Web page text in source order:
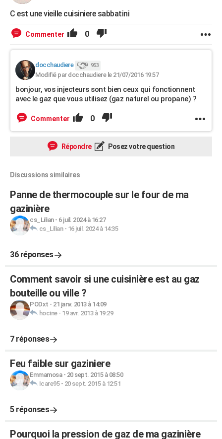
C est une vieille cuisiniere sabbatini
Commenter 0
docchaudiere 953
Modifié par docchaudiere le 21/07/2016 19:57
bonjour, vos injecteurs sont bien ceux qui fonctionnent
avec le gaz que vous utilisez (gaz naturel ou propane) ?
Commenter 0
Répondre Posez votre question
Discussions similaires
Panne de thermocouple sur le four de ma
gazinière
cs_Lilian- 6 juil. 2024 à 16:27
cs_Lilian- 16 juil. 2024 à 14:35
36 réponses
Comment savoir si une cuisinière est au gaz
bouteille ou ville ?
PODxt - 21 janv. 2013 à 14:09
hocine- 19 avr. 2013 à 19:29
7 réponses
Feu faible sur gaziniere
Emmamosa- 20 sept. 2015 à 08:50
Icare95- 20 sept. 2015 à 12:51
5 réponses
Pourquoi la pression de gaz de ma gazinière